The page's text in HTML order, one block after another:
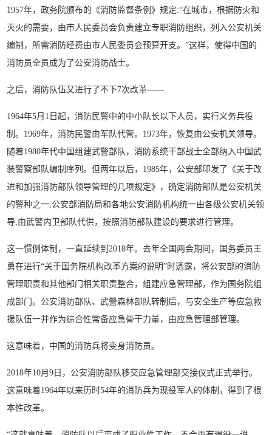
1957年，政务院颁布的《消防监督条例》规定:“在城市，根据防火和
灭火的需要，由市人民委员会负责建立专职消防组织，列入公安机关
编制，所需消防经费由市人民委员会预算开支。”这样，使得中国的
消防员全员成为了公安消防战士。
之后，消防队伍又进行了不下7次改革——
1964年5月1日起，消防民警中的中小队长以下人员，实行义务兵役
制。1969年，消防民警由军队代管。1973年，恢复由公安机关领导。
随着1980年代中国组建武警部队，消防系统干部战士全部纳入中国武
装警察部队编制序列。但两年以后，1985年，公安部印发了《关于改
进和加强消防部队领导管理的几项规定》，确定消防部队是公安机关
的警种之一,公安部消防局和各地公安消防机构统一由各级公安机关领
导,由武警内卫部队代供，按照消防部队建设的要求进行管理。
这一惯例体制，一直延续到2018年。去年全国两会期间，国务委员王
勇在进行“关于国务院机构改革方案的说明”时透露，将公安部的消防
管理职责和其他部门相关职责整合，组建应急管理部，作为国务院组
成部门。公安消防部队、武警森林部队转制后，与安全生产等应急救
援队伍一并作为综合性常备应急骨干力量，由应急管理部管理。
这意味着，中国的消防兵将变身消防员。
2018年10月9日，公安消防部队移交应急管理部交接仪式正式举行。
这意味着1964年以来历时54年的消防兵为现役军人的体制，得到了根
本性改革。